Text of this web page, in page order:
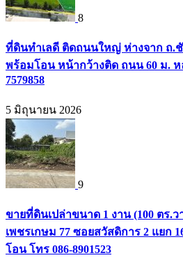
8
ที่ดินทำเลดี ติดถนนใหญ่ ห่างจาก ถ.ชั
พร้อมโอน หน้ากว้างติด ถนน 60 ม. ห
7579858
5 มิถุนายน 2026
9
ขายที่ดินเปล่าขนาด 1 งาน (100 ตร.
เพชรเกษม 77 ซอยสวัสดิการ 2 แยก
โอน โทร 086-8901523